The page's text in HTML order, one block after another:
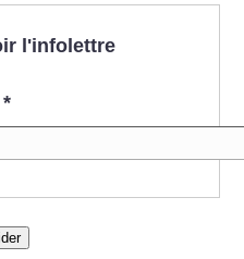
l'infolettre
*